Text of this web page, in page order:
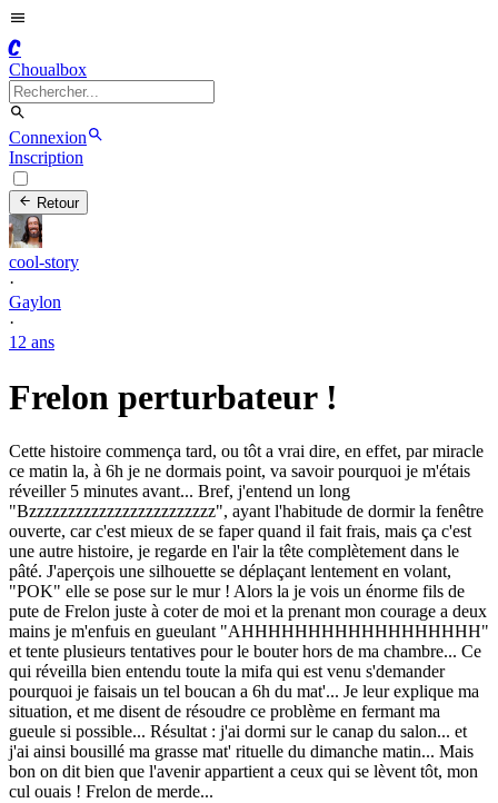
C
Choualbox
Connexion
Inscription
Retour
cool-story
·
Gaylon
·
12 ans
Frelon perturbateur !
Cette histoire commença tard, ou tôt a vrai dire, en effet, par miracle
ce matin la, à 6h je ne dormais point, va savoir pourquoi je m'étais
réveiller 5 minutes avant... Bref, j'entend un long
"Bzzzzzzzzzzzzzzzzzzzzzzzz", ayant l'habitude de dormir la fenêtre
ouverte, car c'est mieux de se faper quand il fait frais, mais ça c'est
une autre histoire, je regarde en l'air la tête complètement dans le
pâté. J'aperçois une silhouette se déplaçant lentement en volant,
"POK" elle se pose sur le mur ! Alors la je vois un énorme fils de
pute de Frelon juste à coter de moi et la prenant mon courage a deux
mains je m'enfuis en gueulant "AHHHHHHHHHHHHHHHHHH"
et tente plusieurs tentatives pour le bouter hors de ma chambre... Ce
qui réveilla bien entendu toute la mifa qui est venu s'demander
pourquoi je faisais un tel boucan a 6h du mat'... Je leur explique ma
situation, et me disent de résoudre ce problème en fermant ma
gueule si possible... Résultat : j'ai dormi sur le canap du salon... et
j'ai ainsi bousillé ma grasse mat' rituelle du dimanche matin... Mais
bon on dit bien que l'avenir appartient a ceux qui se lèvent tôt, mon
cul ouais ! Frelon de merde...